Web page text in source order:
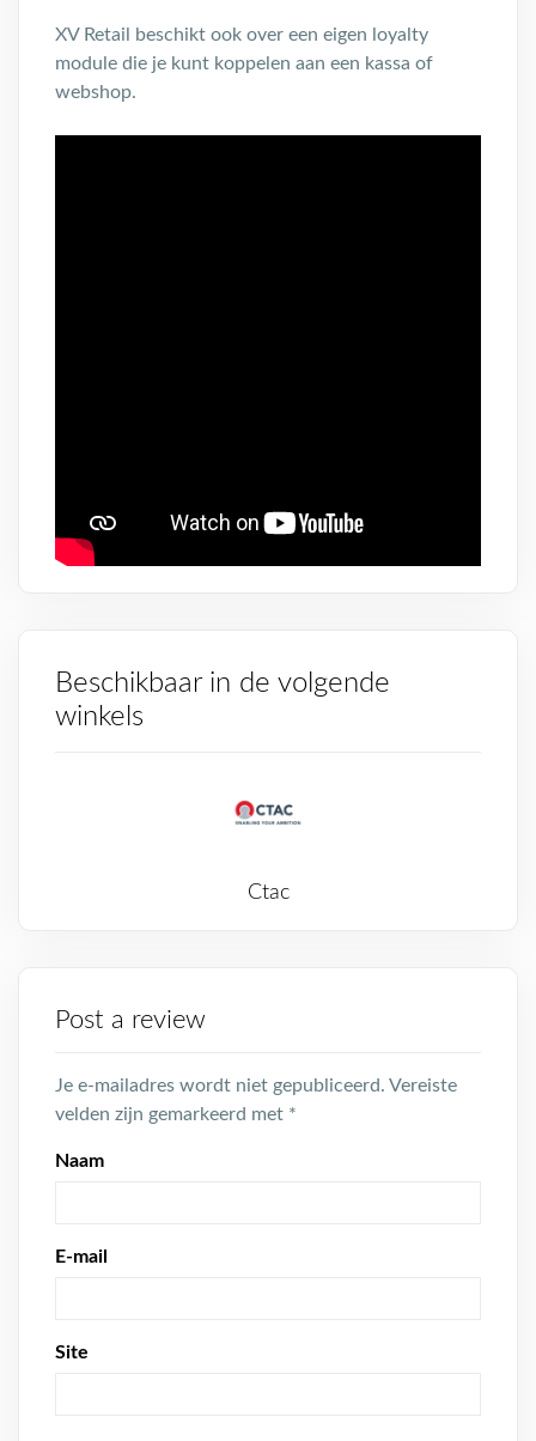
XV Retail beschikt ook over een eigen loyalty
module die je kunt koppelen aan een kassa of
webshop.
Beschikbaar in de volgende
winkels
Ctac
Post a review
Je e-mailadres wordt niet gepubliceerd. Vereiste
velden zijn gemarkeerd met *
Naam
E-mail
Site